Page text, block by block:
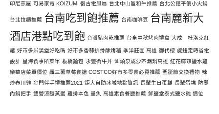
印尼燕屋 可易家電 KOIZUMI 復古電風扇 台北中山區和牛推薦 台北公館平價小火鍋
台北拉麵推薦 台南吃到飽推薦 台南咖啡豆
台南麗新大
酒店港點吃到飽 台灣豬肉乾推薦 台畜中秋烤肉禮盒 大成 杜洛克紅
豬 好市多米漢堡好吃嗎 好市多香蒜排骨酥烤箱 季洋莊園 高雄 御代櫻 旋鈕定時省電
設計 星海食事所菜單 板橋麵包 永豐街牛丼 汕頭泉成沙茶潮鍋高雄 紅花麻辣鹽水雞
樂華店菜單價位 纖三薯草莓食譜 COSTCO好市多零食必買推薦 聖誕節交換禮物 辣
炒春川雞 金門伴手禮推薦2021 鉅大自助冰城地點資訊 長輩生日蛋糕 長輩蛋糕 防燙
內鍋把手 雙營涼麵蒸蛋 雞排本色 墨魚 高雄素食餐廳推薦 鮮鹽堂泰式鹽水雞 價位